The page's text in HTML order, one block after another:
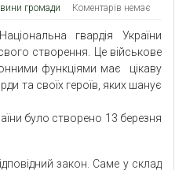
громади Коментарів немає
гвардія України
створення. Це військове
функціями має цікаву
та своїх героїв, яких шанує
було створено 13 березня
закон. Саме у склад